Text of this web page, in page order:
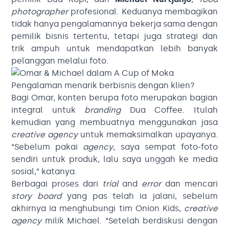
photographerprofesional. Keduanya membagikan
tidak hanya pengalamannya bekerja sama dengan
pemilik bisnis tertentu, tetapi juga strategi dan
trik ampuh untuk mendapatkan lebih banyak
pelanggan melalui foto.
Pengalaman menarik berbisnis dengan klien?
Bagi Omar, konten berupa foto merupakan bagian
integral untuk brandingDua Coffee. Itulah
kemudian yang membuatnya menggunakan jasa
creative agencyuntuk memaksimalkan upayanya.
“Sebelum pakai agency, saya sempat foto-foto
sendiri untuk produk, lalu saya unggah ke media
sosial,” katanya.
Berbagai proses dari trialand errordan mencari
story boardyang pas telah ia jalani, sebelum
akhirnya ia menghubungi tim Onion Kids, creative
agencymilik Michael. “Setelah berdiskusi dengan